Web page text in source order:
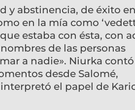
y abstinencia, de éxito en
en la mía como
estaba con ésta, con
de las personas
a nadie». Niurka
desde Salomé,
el papel de